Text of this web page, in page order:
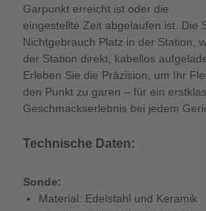
Garpunkt erreicht ist oder die
eingestellte Zeit abgelaufen ist. Die
Nichtgebrauch Platz in der Station,
der Station direkt, kabellos
Erleben Sie die Präzision, um Ihr
den Punkt zu garen – für ein
Geschmackserlebnis bei jedem
Technische Daten:
Sonde:
Material: Edelstahl und Keramik